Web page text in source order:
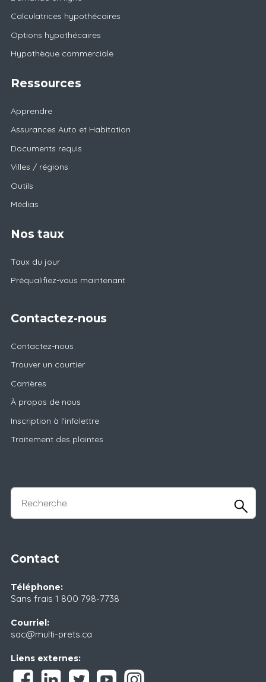
Calculatrices hypothécaires
Options hypothécaires
Hypothèque commerciale
Ressources
Apprendre
Assurances Auto et Habitation
Documents requis
Villes / régions
Outils
Médias
Nos taux
Taux du jour
Préqualifiez-vous maintenant
Contactez-nous
Contactez-nous
Trouver un courtier
Carrières
À propos de nous
Inscription à l'infolettre
Traitement des plaintes
Contact
Téléphone:
Sans frais 1 800 798-7738
Courriel:
sac@multi-prets.ca
Liens externes: